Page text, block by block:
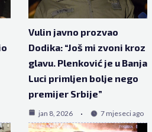
Vulin javno prozvao
Dodika: “Još mi zvoni kroz
glavu. Plenković je u Banja
Luci primljen bolje nego
premijer Srbije”
jan 8, 2026 7 mjeseci ago